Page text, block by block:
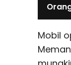
Mobil